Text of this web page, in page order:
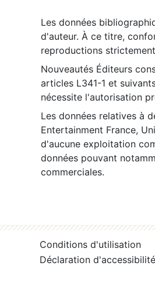
Les données
d'auteur. À ce titre,
reproductions
Nouveautés Éditeurs
articles L341-1 et
nécessite l'autorisation
Les données relatives à
Entertainment France,
d'aucune exploitation
données pouvant
commerciales.
Conditions d'utilisation
Déclaration